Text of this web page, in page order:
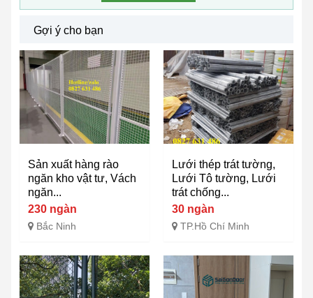
Gợi ý cho bạn
Sản xuất hàng rào
ngăn kho vật tư, Vách
ngăn...
230 ngàn
Bắc Ninh
Lưới thép trát tường,
Lưới Tô tường, Lưới
trát chống...
30 ngàn
TP.Hồ Chí Minh